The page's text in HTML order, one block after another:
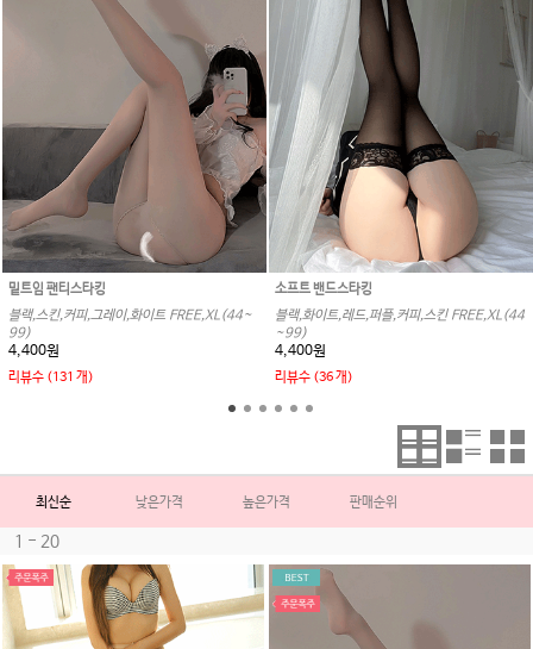
밑트임 팬티스타킹
블랙,스킨,커피,그레이,화이트 FREE,XL(44~
99)
4,400원
리뷰수 (131 개)
소프트 밴드스타킹
블랙,화이트,레드,퍼플,커피,스킨 FREE,XL(44
~99)
4,400원
리뷰수 (36 개)
최신순 낮은가격 높은가격 판매순위
1 - 20